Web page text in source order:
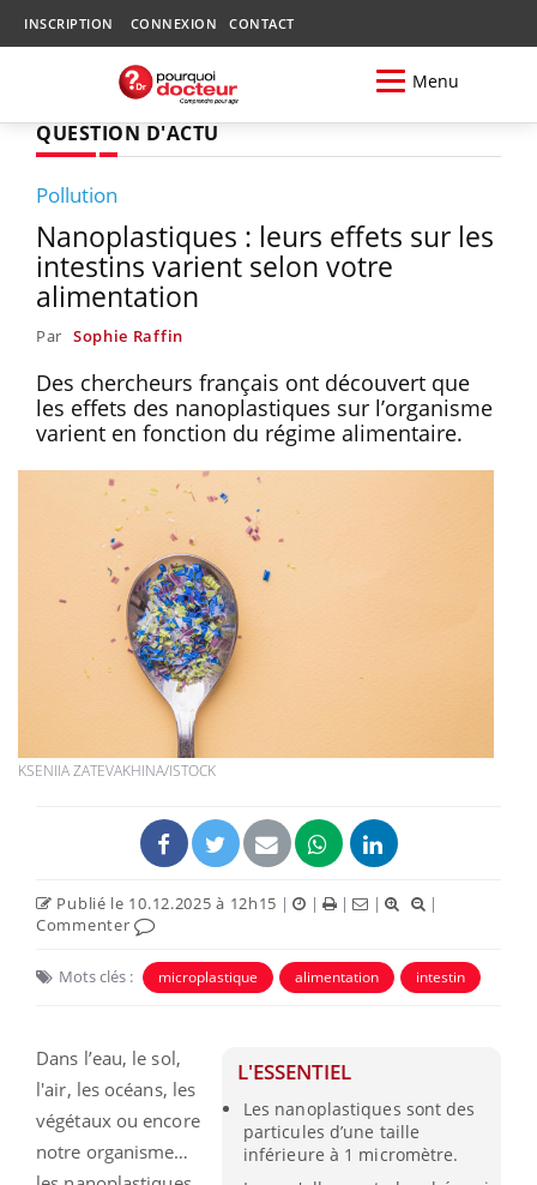
INSCRIPTION CONNEXION CONTACT
Menu
QUESTION D'ACTU
Pollution
Nanoplastiques : leurs effets sur les
intestins varient selon votre
alimentation
Par Sophie Raffin
Des chercheurs français ont découvert que
les effets des nanoplastiques sur l’organisme
varient en fonction du régime alimentaire.
KSENIIA ZATEVAKHINA/ISTOCK
Publié le 10.12.2025 à 12h15 | | | |
|
Commenter
Mots clés : microplastique alimentation intestin
L'ESSENTIEL
Les nanoplastiques sont des
particules d’une taille
inférieure à 1 micromètre.
Dans l’eau, le sol,
l'air, les océans, les
végétaux ou encore
notre organisme…